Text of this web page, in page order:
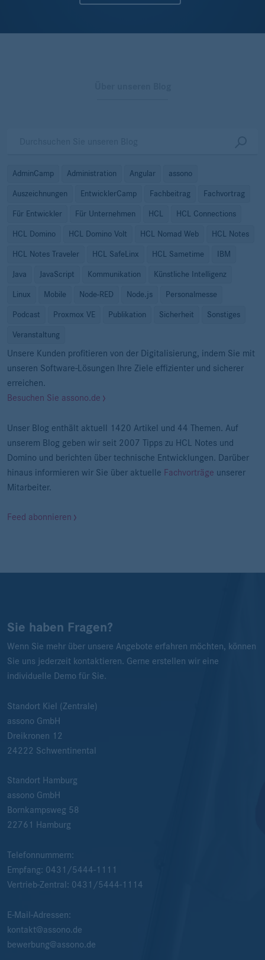
AdminCamp Administration Angular assono
Auszeichnungen EntwicklerCamp Fachbeitrag Fachvortrag
Für Entwickler Für Unternehmen HCL HCL Connections
HCL Domino HCL Domino Volt HCL Nomad Web HCL Notes
HCL Notes Traveler HCL SafeLinx HCL Sametime IBM
Java JavaScript Kommunikation Künstliche Intelligenz
Linux Mobile Node-RED Node.js Personalmesse
Podcast Proxmox VE Publikation Sicherheit Sonstiges
Veranstaltung
Unsere Kunden profitieren von der Digitalisierung, indem Sie mit
unseren Software-Lösungen Ihre Ziele effizienter und sicherer
erreichen.
Besuchen Sie assono.de
Unser Blog enthält aktuell 1420 Artikel und 44 Themen. Auf
unserem Blog geben wir seit 2007 Tipps zu HCL Notes und
Domino und berichten über technische Entwicklungen. Darüber
hinaus informieren wir Sie über aktuelle Fachvorträge unserer
Mitarbeiter.
Feed abonnieren
Sie haben Fragen?
Wenn Sie mehr über unsere Angebote erfahren möchten, können
Sie uns jederzeit kontaktieren. Gerne erstellen wir eine
individuelle Demo für Sie.
Standort Kiel (Zentrale)
assono GmbH
Dreikronen 12
24222 Schwentinental
Standort Hamburg
assono GmbH
Bornkampsweg 58
22761
Hamburg
Telefonnummern:
Empfang: 0431/5444-1111
Vertrieb-Zentral: 0431/5444-1114
E-Mail-Adressen:
kontakt@assono.de
bewerbung@assono.de